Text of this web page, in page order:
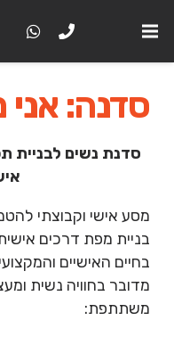
סדנה: אני
סדנת נשים לבניית
מסע אישי וקבוצתי
בניית מפת דרכים
בחיים האישיים
מדובר בחוויה נשית
משתתפת: